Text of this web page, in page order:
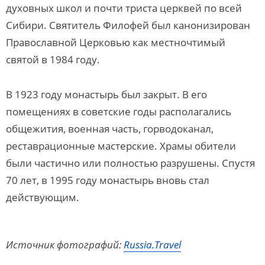
духовных школ и почти триста церквей по всей
Сибири. Святитель Филофей был канонизирован
Православной Церковью как местночтимый
святой в 1984 году.
В 1923 году монастырь был закрыт. В его
помещениях в советские годы располагались
общежития, военная часть, горводоканал,
реставрационные мастерские. Храмы обители
были частично или полностью разрушены. Спустя
70 лет, в 1995 году монастырь вновь стал
действующим.
Источник фотографий:Russia.Travel